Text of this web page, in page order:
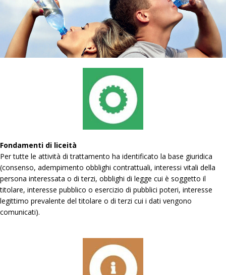
Fondamenti di liceità
Per tutte le attività di trattamento ha identificato la base giuridica
(consenso, adempimento obblighi contrattuali, interessi vitali della
persona interessata o di terzi, obblighi di legge cui è soggetto il
titolare, interesse pubblico o esercizio di pubblici poteri, interesse
legittimo prevalente del titolare o di terzi cui i dati vengono
comunicati).